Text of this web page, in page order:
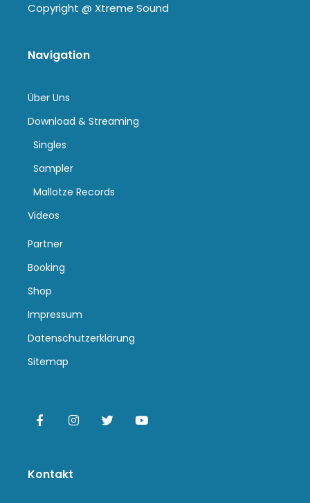
Copyright @ Xtreme Sound
Navigation
Über Uns
Download & Streaming
Singles
Sampler
Mallotze Records
Videos
Partner
Booking
Shop
Impressum
Datenschutzerklärung
Sitemap
Kontakt